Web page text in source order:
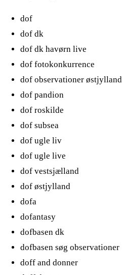
dof
dof dk
dof dk havørn live
dof fotokonkurrence
dof observationer østjylland
dof pandion
dof roskilde
dof subsea
dof ugle liv
dof ugle live
dof vestsjælland
dof østjylland
dofa
dofantasy
dofbasen dk
dofbasen søg observationer
doff and donner